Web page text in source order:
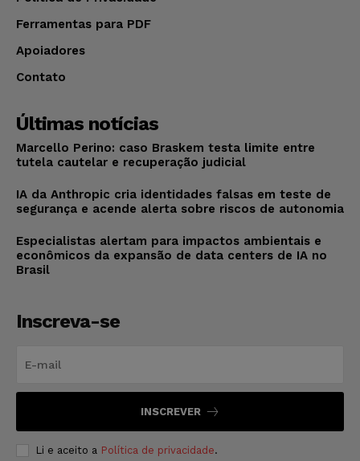
Ferramentas para PDF
Apoiadores
Contato
Últimas notícias
Marcello Perino: caso Braskem testa limite entre
tutela cautelar e recuperação judicial
IA da Anthropic cria identidades falsas em teste de
segurança e acende alerta sobre riscos de autonomia
Especialistas alertam para impactos ambientais e
econômicos da expansão de data centers de IA no
Brasil
Inscreva-se
INSCREVER
Li e aceito a Política de privacidade.